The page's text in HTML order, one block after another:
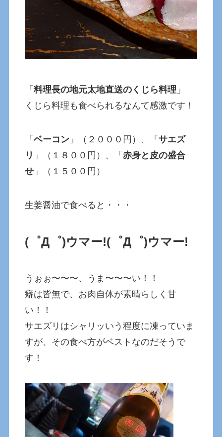
「料理長の地元太地直送のくじら料理 」
くじら料理も食べられるなんて感激です！
「ベーコン 」（２０００円）、「サエズ
リ 」（１８００円）、「赤身と皮の盛合
せ 」（１５００円）
生姜醤油で食べると・・・
(゜Д゜)ウマー!(゜Д゜)ウマー!
うぉぉ〜〜〜、うま〜〜〜い！！
癖は皆無で、お肉自体が素晴らしく甘
い！！
サエズリはシャリッいう程度に凍っていま
すが、その食べ方がベストなのだそうで
す！